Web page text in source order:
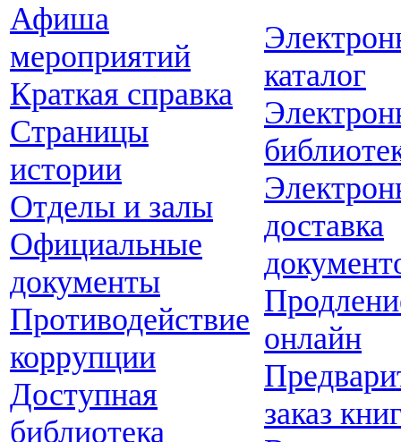
Афиша
мероприятий
Краткая справка
Страницы
истории
Отделы и залы
Официальные
документы
Противодействие
коррупции
Доступная
библиотека
каталог
доставка
онлайн
заказ